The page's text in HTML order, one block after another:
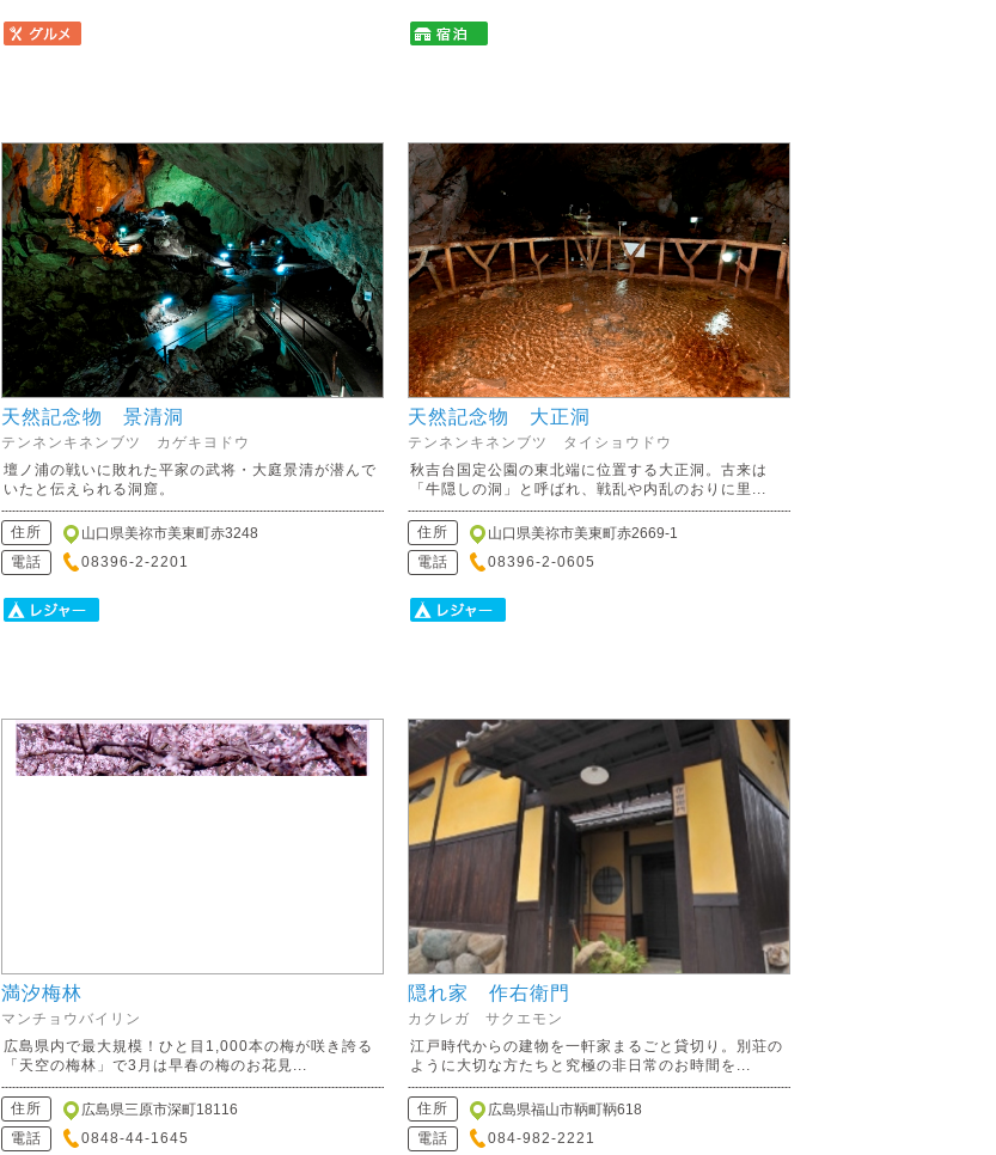
天然記念物 景清洞
テンネンキネンブツ カゲキヨドウ
壇ノ浦の戦いに敗れた平家の武将・大庭景清が潜んで
いたと伝えられる洞窟。
住所
山口県美祢市美東町赤3248
電話
08396-2-2201
天然記念物 大正洞
テンネンキネンブツ タイショウドウ
秋吉台国定公園の東北端に位置する大正洞。古来は
「牛隠しの洞」と呼ばれ、戦乱や内乱のおりに里...
住所
山口県美祢市美東町赤2669-1
電話
08396-2-0605
満汐梅林
マンチョウバイリン
広島県内で最大規模！ひと目1,000本の梅が咲き誇る
「天空の梅林」で3月は早春の梅のお花見...
住所
広島県三原市深町18116
電話
0848-44-1645
隠れ家 作右衛門
カクレガ サクエモン
江戸時代からの建物を一軒家まるごと貸切り。別荘の
ように大切な方たちと究極の非日常のお時間を...
住所
広島県福山市鞆町鞆618
電話
084-982-2221